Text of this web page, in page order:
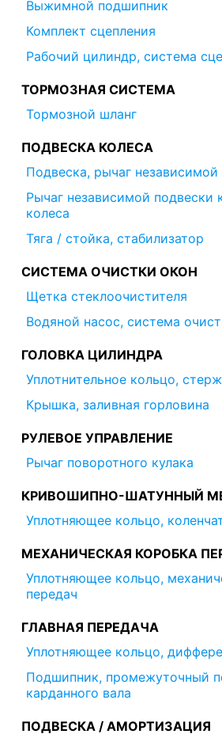
Выжимной подшипник
Комплект сцепления
Рабочий цилиндр, система
ТОРМОЗНАЯ СИСТЕМА
Тормозной шланг
ПОДВЕСКА КОЛЕСА
Подвеска, рычаг независимой
Рычаг независимой подвески
колеса
Тяга / стойка, стабилизатор
СИСТЕМА ОЧИСТКИ ОКОН
Щетка стеклоочистителя
Водяной насос, система
ГОЛОВКА ЦИЛИНДРА
Уплотнительное кольцо,
Крышка, заливная горловина
РУЛЕВОЕ УПРАВЛЕНИЕ
Рычаг поворотного кулака
КРИВОШИПНО-ШАТУННЫЙ
Уплотняющее кольцо,
МЕХАНИЧЕСКАЯ КОРОБКА
Уплотняющее кольцо,
передач
ГЛАВНАЯ ПЕРЕДАЧА
Уплотняющее кольцо,
Подшипник, промежуточный
карданного вала
ПОДВЕСКА / АМОРТИЗАЦИЯ